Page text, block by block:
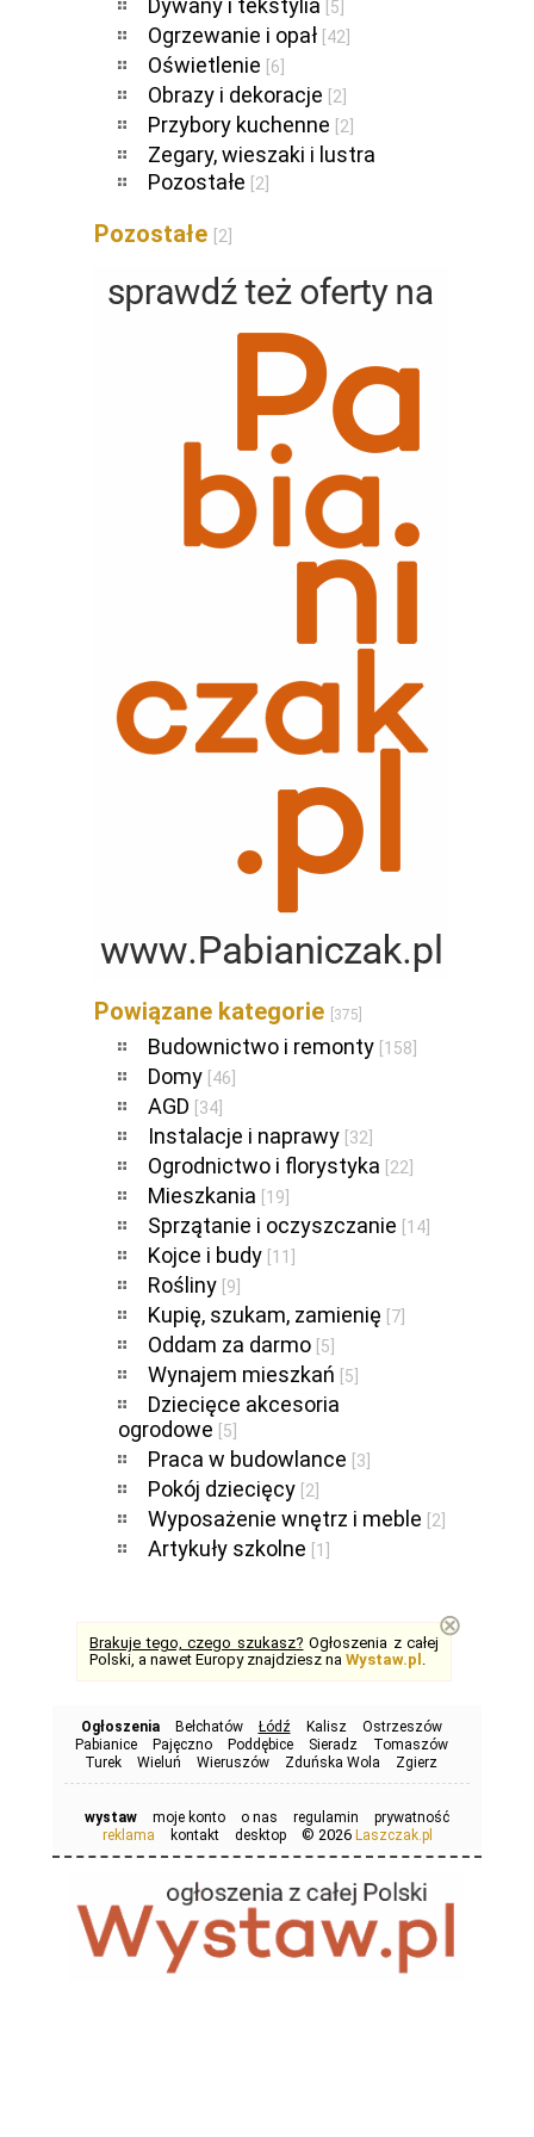
Dywany i tekstylia [5]
Ogrzewanie i opał [42]
Oświetlenie [6]
Obrazy i dekoracje [2]
Przybory kuchenne [2]
Zegary, wieszaki i lustra
Pozostałe
[2]
Pozostałe [2]
Powiązane kategorie [375]
Budownictwo i remonty [158]
Domy [46]
AGD [34]
Instalacje i naprawy [32]
Ogrodnictwo i florystyka [22]
Mieszkania [19]
Sprzątanie i oczyszczanie [14]
Kojce i budy [11]
Rośliny [9]
Kupię, szukam, zamienię [7]
Oddam za darmo [5]
Wynajem mieszkań [5]
Dziecięce akcesoria
ogrodowe
[5]
Praca w budowlance [3]
Pokój dziecięcy [2]
Wyposażenie wnętrz i meble [2]
Artykuły szkolne [1]
Brakuje tego, czego szukasz? Ogłoszenia z całej
Polski, a nawet Europy znajdziesz na Wystaw.pl .
⊗
Ogłoszenia Bełchatów Łódź Kalisz
Ostrzeszów
Pabianice
Pajęczno Poddębice Sieradz
Tomaszów
Turek
Wieluń Wieruszów Zduńska Wola Zgierz
wystaw moje konto o nas regulamin
prywatność
reklama
kontakt desktop © 2026 Laszczak.pl